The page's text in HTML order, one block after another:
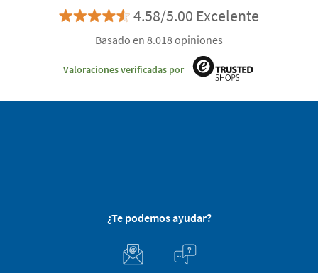
4.58/5.00 Excelente
Basado en 8.018 opiniones
Valoraciones verificadas por
¿Te podemos ayudar?